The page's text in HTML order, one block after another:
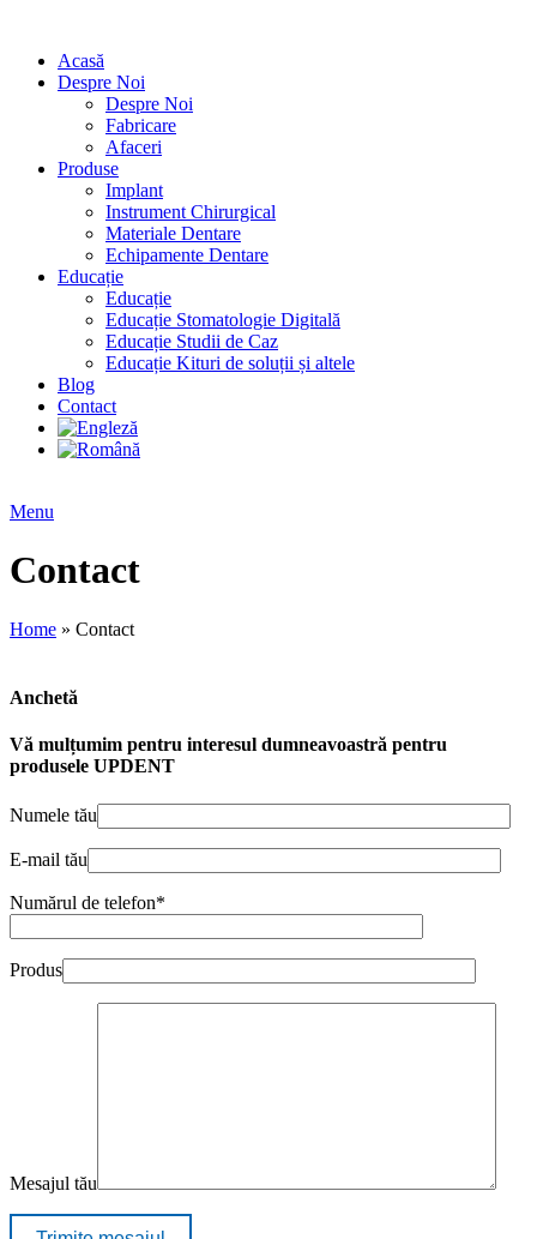
Acasă
Despre Noi
Despre Noi
Fabricare
Afaceri
Produse
Implant
Instrument Chirurgical
Materiale Dentare
Echipamente Dentare
Educație
Educație
Educație Stomatologie Digitală
Educație Studii de Caz
Educație Kituri de soluții și altele
Blog
Contact
Menu
Contact
Home » Contact
Anchetă
Vă mulțumim pentru interesul dumneavoastră pentru
produsele UPDENT
Numele tău
E-mail tău
Numărul de telefon*
Produs
Mesajul tău